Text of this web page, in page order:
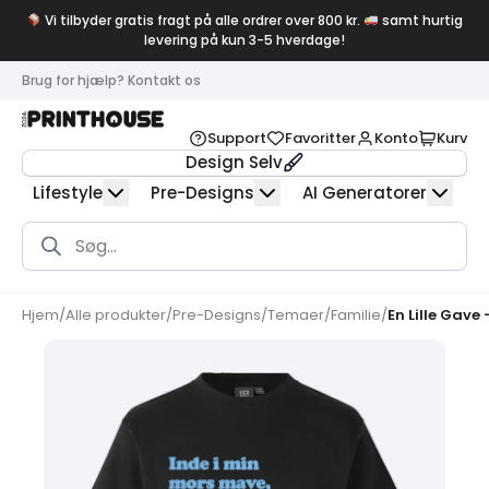
Vi tilbyder gratis fragt på alle ordrer over 800 kr.
samt hurtig
levering på kun 3-5 hverdage!
Brug for hjælp? Kontakt os
Support Favoritter Konto Kurv
Design Selv
Lifestyle
Pre-Designs AI Generatorer
Products
search
Hjem/Alle produkter/Pre-Designs/Temaer/Familie/En Lille